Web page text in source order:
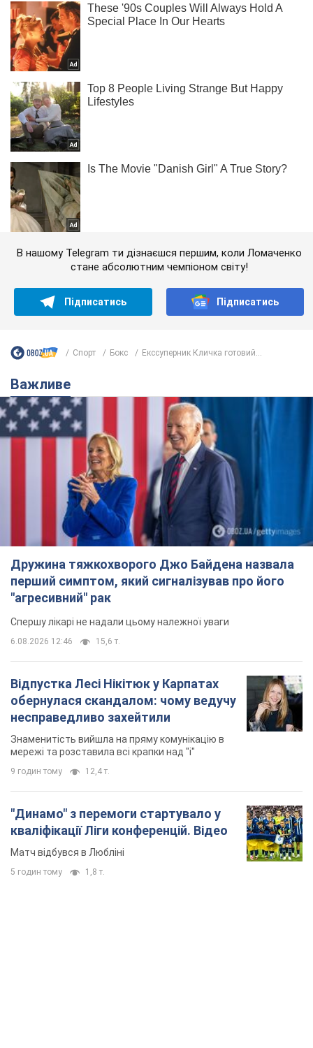
В нашому Telegram ти дізнаєшся першим, коли Ломаченко
стане абсолютним чемпіоном світу!
Підписатись Підписатись
Спорт Бокс Екссуперник Кличка готовий...
Важливе
Дружина тяжкохворого Джо Байдена назвала
перший симптом, який сигналізував про його
"агресивний" рак
Спершу лікарі не надали цьому належної уваги
6.08.2026 12:46 15,6 т.
Відпустка Лесі Нікітюк у Карпатах
обернулася скандалом: чому ведучу
несправедливо захейтили
Знаменитість вийшла на пряму комунікацію в
мережі та розставила всі крапки над "і"
9 годин тому 12,4 т.
"Динамо" з перемоги стартувало у
кваліфікації Ліги конференцій. Відео
Матч відбувся в Любліні
5 годин тому 1,8 т.